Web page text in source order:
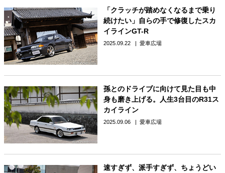
「クラッチが踏めなくなるまで乗り
続けたい」自らの手で修復したスカ
イラインGT-R
2025.09.22 愛車広場
孫とのドライブに向けて見た目も中
身も磨き上げる。人生3台目のR31ス
カイライン
2025.09.06 愛車広場
速すぎず、派手すぎず、ちょうどい